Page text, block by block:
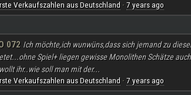
Verkaufszahlen aus Deutschland · 7 years ago
072 Ich möchte,ich wunwüns,dass sich jemand zu
Spiel+ liegen gewisse Monolithen Schätze auch
ihr..wie soll man mit der...
Verkaufszahlen aus Deutschland · 7 years ago